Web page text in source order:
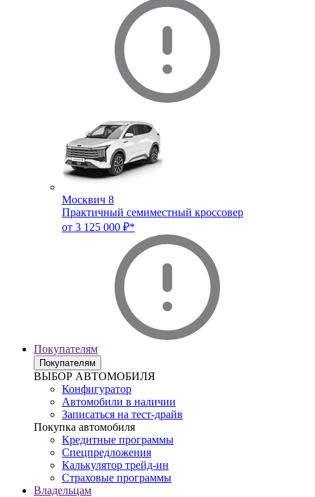
Москвич 8
Практичный семиместный кроссовер
от 3 125 000 ₽*
Покупателям
Покупателям
ВЫБОР АВТОМОБИЛЯ
Конфигуратор
Автомобили в наличии
Записаться на тест-драйв
Покупка автомобиля
Кредитные программы
Спецпредложения
Калькулятор трейд-ин
Страховые программы
Владельцам